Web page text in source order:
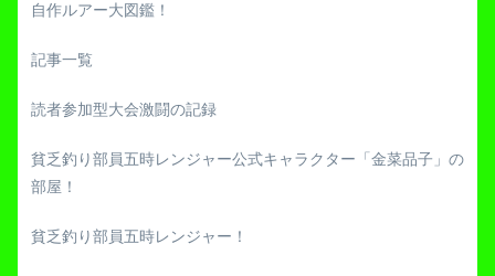
自作ルアー大図鑑！
記事一覧
読者参加型大会激闘の記録
貧乏釣り部員五時レンジャー公式キャラクター「金菜品子」の
部屋！
貧乏釣り部員五時レンジャー！